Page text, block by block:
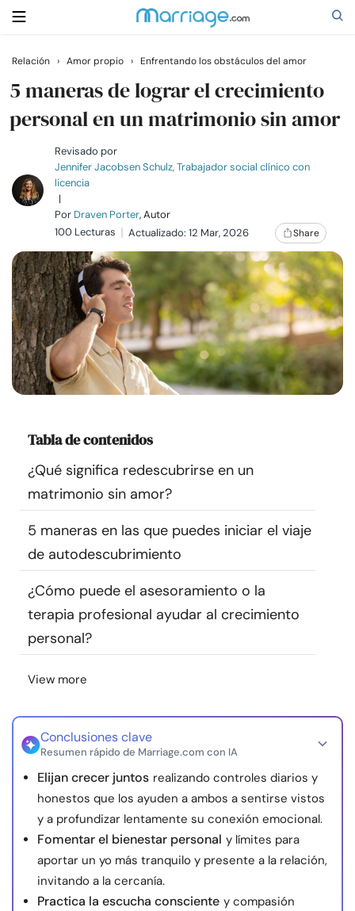
Buscar
Casarse
Relaciones
Familia
Ayuda
Cursos
Recursos
Encuentra un terapeuta
Idioma
Sobre nosotros Contáctanos Escríbenos
Publicidad con
nosotros
© Copyright 2026. Todos los derechos reservados.
Relación › Amor propio › Enfrentando los obstáculos del amor
5 maneras de lograr el crecimiento
personal en un matrimonio sin amor
Revisado por
Jennifer Jacobsen Schulz, Trabajador social clínico con
licencia
|
Por Draven Porter, Autor
100 Lecturas
Actualizado: 12 Mar, 2026 Share
Tabla de contenidos
¿Qué significa redescubrirse en un
matrimonio sin amor?
5 maneras en las que puedes iniciar el viaje
de autodescubrimiento
¿Cómo puede el asesoramiento o la
terapia profesional ayudar al crecimiento
personal?
View more
Conclusiones clave
Resumen rápido de Marriage.com con IA
Elijan crecer juntos realizando controles diarios y
honestos que los ayuden a ambos a sentirse vistos
y a profundizar lentamente su conexión emocional.
Fomentar el bienestar personal y límites para
aportar un yo más tranquilo y presente a la relación,
invitando a la cercanía.
Practica la escucha consciente y compasión